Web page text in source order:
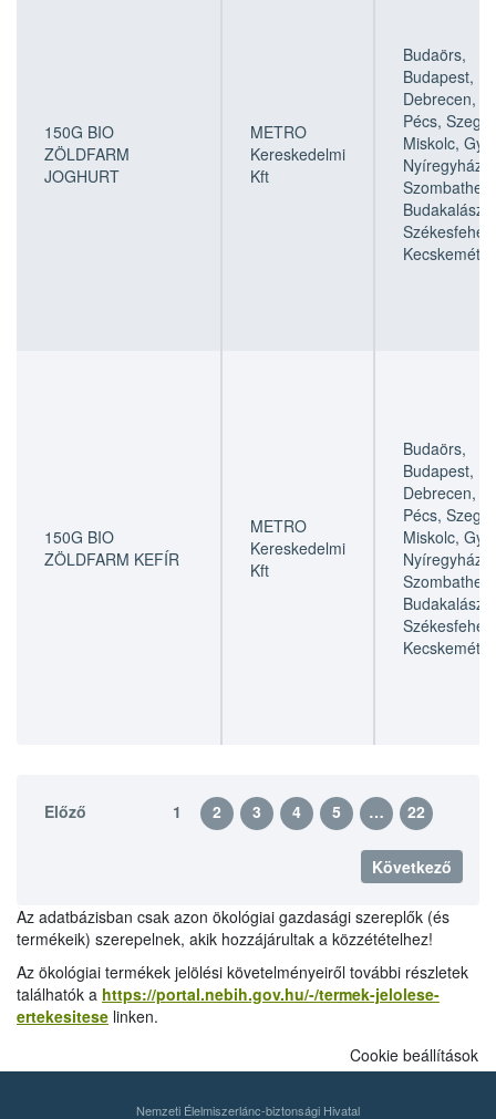
150G BIO
ZÖLDFARM
JOGHURT
METRO
Kereskedelmi
Kft
Budaörs,
Budapest,
Debrecen,
Pécs,
Miskolc,
Nyíregyháza,
Szombathely,
Budakalász,
Kecskemét
150G BIO
ZÖLDFARM KEFÍR
METRO
Kereskedelmi
Kft
Budaörs,
Budapest,
Debrecen,
Pécs,
Miskolc,
Nyíregyháza,
Szombathely,
Budakalász,
Kecskemét
Előző 1 2 3 4 5 … 22
Következő
Az adatbázisban csak azon ökológiai gazdasági szereplők (és
termékeik) szerepelnek, akik hozzájárultak a közzétételhez!
Az ökológiai termékek jelölési követelményeiről további részletek
találhatók a https://portal.nebih.gov.hu/-/termek-jelolese-
ertekesitese linken.
Cookie beállítások
Nemzeti Élelmiszerlánc-biztonsági Hivatal